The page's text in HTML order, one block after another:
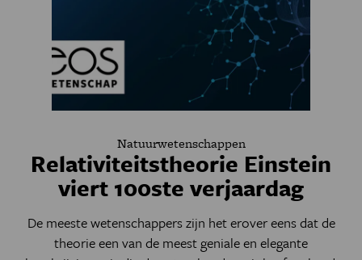
Natuurwetenschappen
Relativiteitstheorie Einstein
viert 100ste verjaardag
De meeste wetenschappers zijn het erover eens dat de
theorie een van de meest geniale en elegante